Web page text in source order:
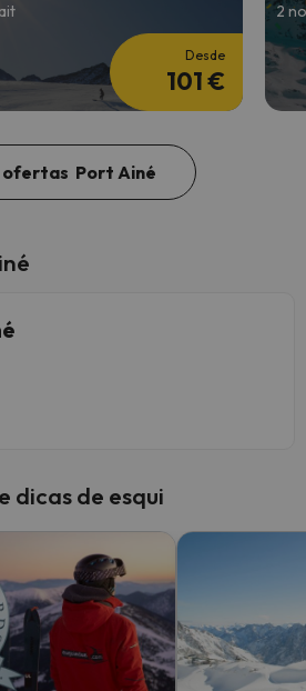
Desde
101 €
2
ofertas Port Ainé
dicas de esqui